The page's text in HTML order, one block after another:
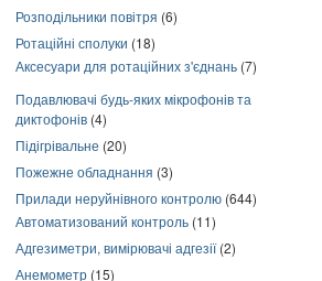
Розподільники повітря (6)
Ротаційні сполуки (18)
Аксесуари для ротаційних з'єднань (7)
Подавлювачі будь-яких мікрофонів та
диктофонів (4)
Підігрівальне (20)
Пожежне обладнання (3)
Прилади неруйнівного контролю (644)
Автоматизований контроль (11)
Адгезиметри, вимірювачі адгезії(2)
Анемометр (15)